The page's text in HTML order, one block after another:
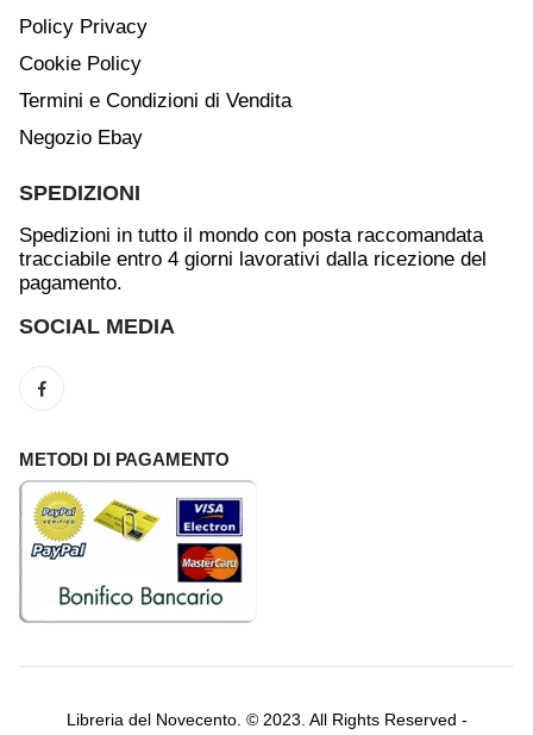
Policy Privacy
Cookie Policy
Termini e Condizioni di Vendita
Negozio Ebay
SPEDIZIONI
Spedizioni in tutto il mondo con posta raccomandata
tracciabile entro 4 giorni lavorativi dalla ricezione del
pagamento.
SOCIAL MEDIA
METODI DI PAGAMENTO
Libreria del Novecento. © 2023. All Rights Reserved -